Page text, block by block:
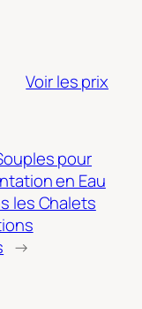
Voir les prix
pour
en Eau
les Chalets
→